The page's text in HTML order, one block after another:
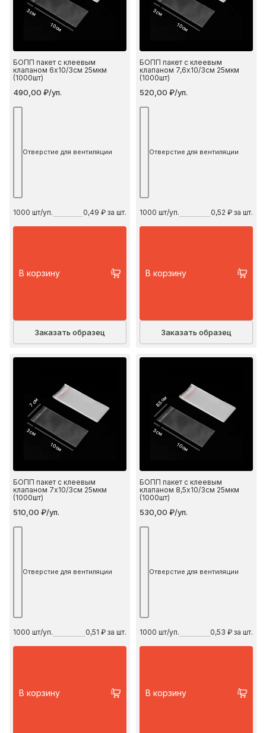
3 см
10 см
БОПП пакет с клеевым
клапаном 6х10/3см 25мкм
(1000шт)
490,00 ₽/уп.
Отверстие для вентиляции
1000 шт/уп. 0,49 ₽ за шт.
В корзину
Заказать образец
3 см
10 см
БОПП пакет с клеевым
клапаном 7,6х10/3см 25мкм
(1000шт)
520,00 ₽/уп.
Отверстие для вентиляции
1000 шт/уп. 0,52 ₽ за шт.
В корзину
Заказать образец
7 см
3 см
10 см
БОПП пакет с клеевым
клапаном 7х10/3см 25мкм
(1000шт)
510,00 ₽/уп.
Отверстие для вентиляции
1000 шт/уп. 0,51 ₽ за шт.
В корзину
8.5 см
3 см
10 см
БОПП пакет с клеевым
клапаном 8,5х10/3см 25мкм
(1000шт)
530,00 ₽/уп.
Отверстие для вентиляции
1000 шт/уп. 0,53 ₽ за шт.
В корзину